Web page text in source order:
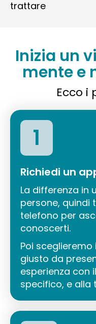
trattare
Inizia un
mente e
Ecco i
1
Richiedi un
La differenza in
persone, quindi
telefono per
conoscerti.
Poi
giusto da
esperienza con
specifico, e alla